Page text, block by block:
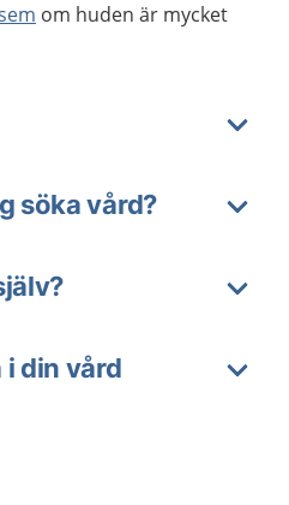
om huden är mycket
söka vård?
i din vård